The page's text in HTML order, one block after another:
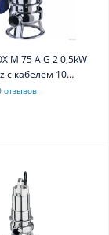
отзывов